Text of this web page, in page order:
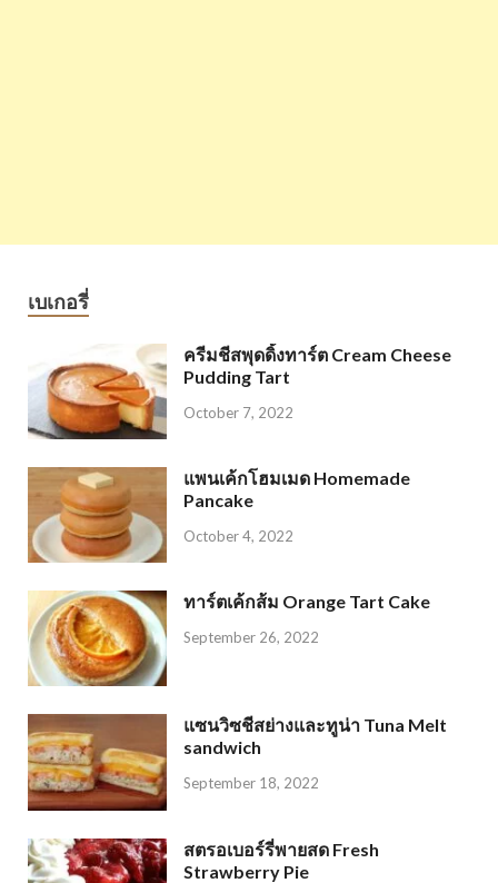
เบเกอรี่
ครีมชีสพุดดิ้งทาร์ต Cream Cheese
Pudding Tart
October 7, 2022
แพนเค้กโฮมเมด Homemade
Pancake
October 4, 2022
ทาร์ตเค้กส้ม Orange Tart Cake
September 26, 2022
แซนวิซชีสย่างและทูน่า Tuna Melt
sandwich
September 18, 2022
สตรอเบอร์รี่พายสด Fresh
Strawberry Pie